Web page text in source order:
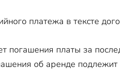
платежа в тексте
погашения платы за
об аренде